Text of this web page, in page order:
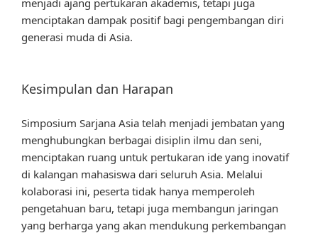
menciptakan dampak positif bagi pengembangan diri
generasi muda di Asia.
Kesimpulan dan Harapan
Simposium Sarjana Asia telah menjadi jembatan yang
menghubungkan berbagai disiplin ilmu dan seni,
menciptakan ruang untuk pertukaran ide yang inovatif
di kalangan mahasiswa dari seluruh Asia. Melalui
kolaborasi ini, peserta tidak hanya memperoleh
pengetahuan baru, tetapi juga membangun jaringan
yang berharga yang akan mendukung perkembangan